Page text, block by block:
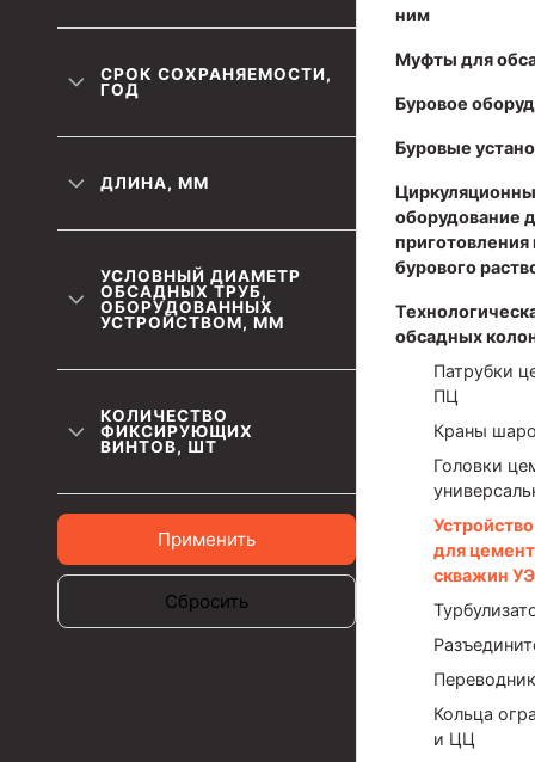
Муфты для обсадных труб
Муфта ОТТМ 102
Муфта БТС 245
Муфта ОТТМ 127
Муфта ОТТМ 245
Муфта ОТТМ 324
Муфта ОТТМ 178
СРОК СОХРАНЯЕМОСТИ,
ГОД
ДЛИНА, ММ
УСЛОВНЫЙ ДИАМЕТР
ОБСАДНЫХ ТРУБ,
ОБОРУДОВАННЫХ
УСТРОЙСТВОМ, ММ
КОЛИЧЕСТВО
ФИКСИРУЮЩИХ
ВИНТОВ, ШТ
Применить
Сбросить
ним
Муфты для
Буровое
Буровые
оборудование
приготовления
бурового
обсадных
Патрубки
ПЦ
Краны
Головки
для
скважин
Кольца
и ЦЦ